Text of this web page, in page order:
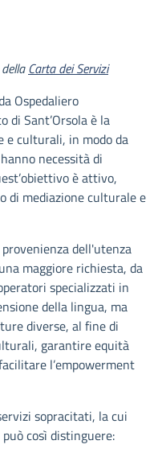
Carta dei Servizi
Ospedaliero
di Sant’Orsola è la
e culturali, in modo da
necessità di
è attivo,
di mediazione culturale e
dell'utenza
maggiore richiesta, da
specializzati in
della lingua, ma
diverse, al fine di
garantire equità
l’empowerment
sopracitati, la cui
così distinguere: